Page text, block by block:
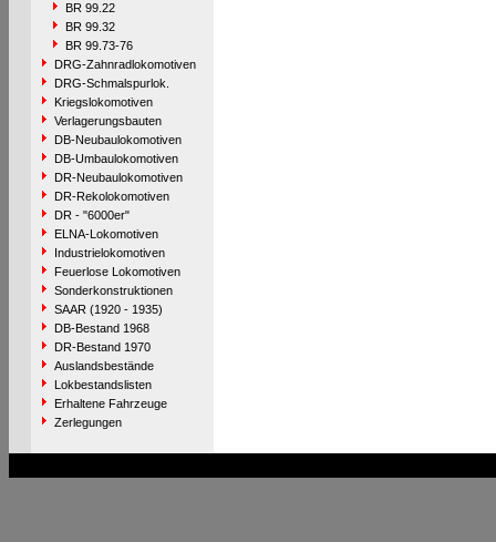
BR 99.22
BR 99.32
BR 99.73-76
DRG-Zahnradlokomotiven
DRG-Schmalspurlok.
Kriegslokomotiven
Verlagerungsbauten
DB-Neubaulokomotiven
DB-Umbaulokomotiven
DR-Neubaulokomotiven
DR-Rekolokomotiven
DR - "6000er"
ELNA-Lokomotiven
Industrielokomotiven
Feuerlose Lokomotiven
Sonderkonstruktionen
SAAR (1920 - 1935)
DB-Bestand 1968
DR-Bestand 1970
Auslandsbestände
Lokbestandslisten
Erhaltene Fahrzeuge
Zerlegungen